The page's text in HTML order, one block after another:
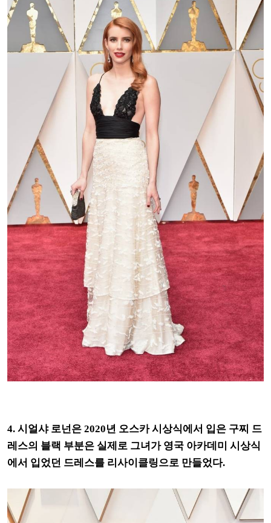
4. 시얼샤 로넌은 2020년 오스카 시상식에서 입은 구찌 드
레스의 블랙 부분은 실제로 그녀가 영국 아카데미 시상식
에서 입었던 드레스를 리사이클링으로 만들었다.